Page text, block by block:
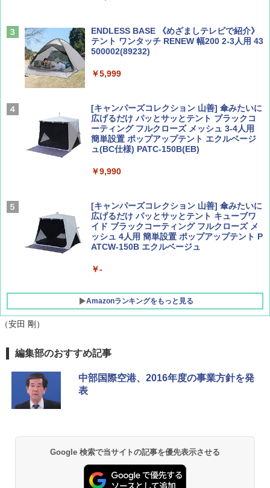
AIRLINE（エアライン）2026年9月号【特
集】ボーイング110周年を祝して！
￥1,760
ァキア 2026～2027 地球の歩き方A ヨーロッ
￥2,277
新しい日本地理 地図・統計・移動から読み
解く (講談社現代新書)
￥1,540
ENDLESS BASE 《めざましテレビで紹介》
テント ワンタッチ RENEW 幅200 2-3人用 43
500002(89232)
￥5,999
[キャンパーズコレクション 山善] 傘みたいに
広げるだけ パッとサッとテント ブラックコ
ーティング フルクローズ メッシュ 3-4人用
簡単設置 ポップアップテント エクルベージ
ュ(BC仕様) PATC-150B(EB)
￥9,990
[キャンパーズコレクション 山善] 傘みたいに
広げるだけ パッとサッとテント キューブワ
イド ブラックコーティング フルクローズ メ
ッシュ 4人用 簡単設置 ポップアップテント P
ATCW-150B エクルベージュ
￥-
Amazonランキングをもっと見る
GRANDOOR ステンレス保冷剤 2個セット 2
026リニューアル 急速冷凍 空間倍増 衛生的
コンパクト 保冷力長持ち
ラソル ガーデン サイトシート付 折りたたみ
防水 UVカット 4段階高さ調整 軽量 収納袋付
き
￥6,459
（安田 剛）
編集部のおすすめ記事
中部国際空港、2016年度の事業方針を発
表
Google 検索で当サイトの記事を優先表示させる